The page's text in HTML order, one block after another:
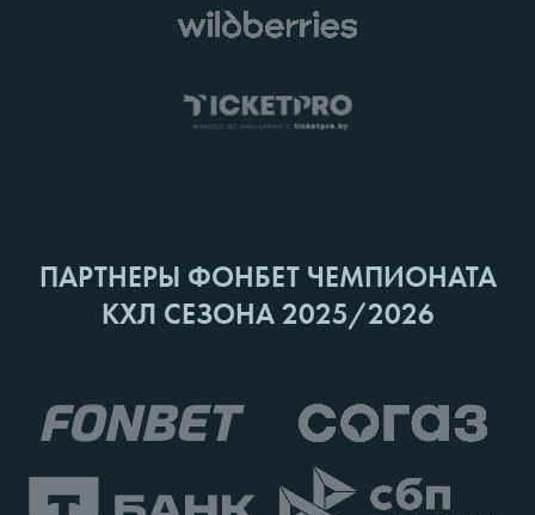
ПАРТНЕРЫ ФОНБЕТ ЧЕМПИОНАТА
КХЛ СЕЗОНА 2025/2026